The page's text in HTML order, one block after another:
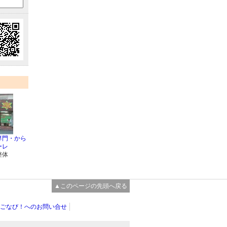
・から
レ
体
▲このページの先頭へ戻る
なび！へのお問い合せ